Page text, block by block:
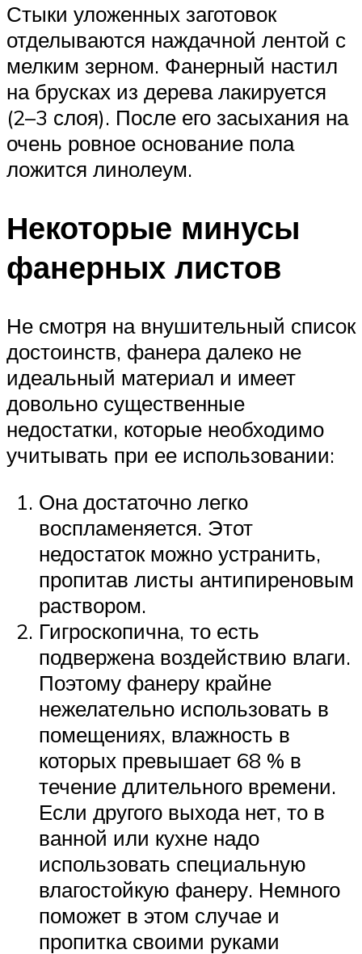
Стыки уложенных заготовок
отделываются наждачной лентой с
мелким зерном. Фанерный настил
на брусках из дерева лакируется
(2–3 слоя). После его засыхания на
очень ровное основание пола
ложится линолеум.
Некоторые минусы
фанерных листов
Не смотря на внушительный список
достоинств, фанера далеко не
идеальный материал и имеет
довольно существенные
недостатки, которые необходимо
учитывать при ее использовании:
Она достаточно легко
воспламеняется. Этот
недостаток можно устранить,
пропитав листы антипиреновым
раствором.
Гигроскопична, то есть
подвержена воздействию влаги.
Поэтому фанеру крайне
нежелательно использовать в
помещениях, влажность в
которых превышает 68 % в
течение длительного времени.
Если другого выхода нет, то в
ванной или кухне надо
использовать специальную
влагостойкую фанеру. Немного
поможет в этом случае и
пропитка своими руками